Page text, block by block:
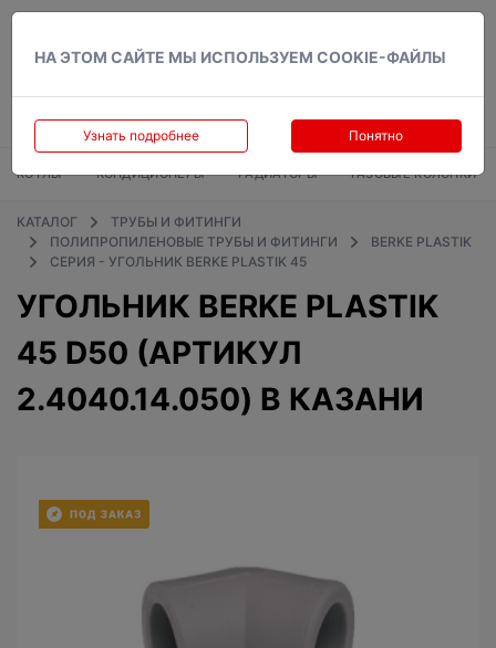
НА ЭТОМ САЙТЕ МЫ ИСПОЛЬЗУЕМ COOKIE-ФАЙЛЫ
Узнать подробнее Понятно
КОТЛЫ КОНДИЦИОНЕРЫ РАДИАТОРЫ ГАЗОВЫЕ КОЛОНКИ
КАТАЛОГ
ТРУБЫ И ФИТИНГИ
ПОЛИПРОПИЛЕНОВЫЕ ТРУБЫ И ФИТИНГИ
BERKE PLASTIK
СЕРИЯ - УГОЛЬНИК BERKE PLASTIK 45
УГОЛЬНИК BERKE PLASTIK
45 D50 (АРТИКУЛ
2.4040.14.050) В КАЗАНИ